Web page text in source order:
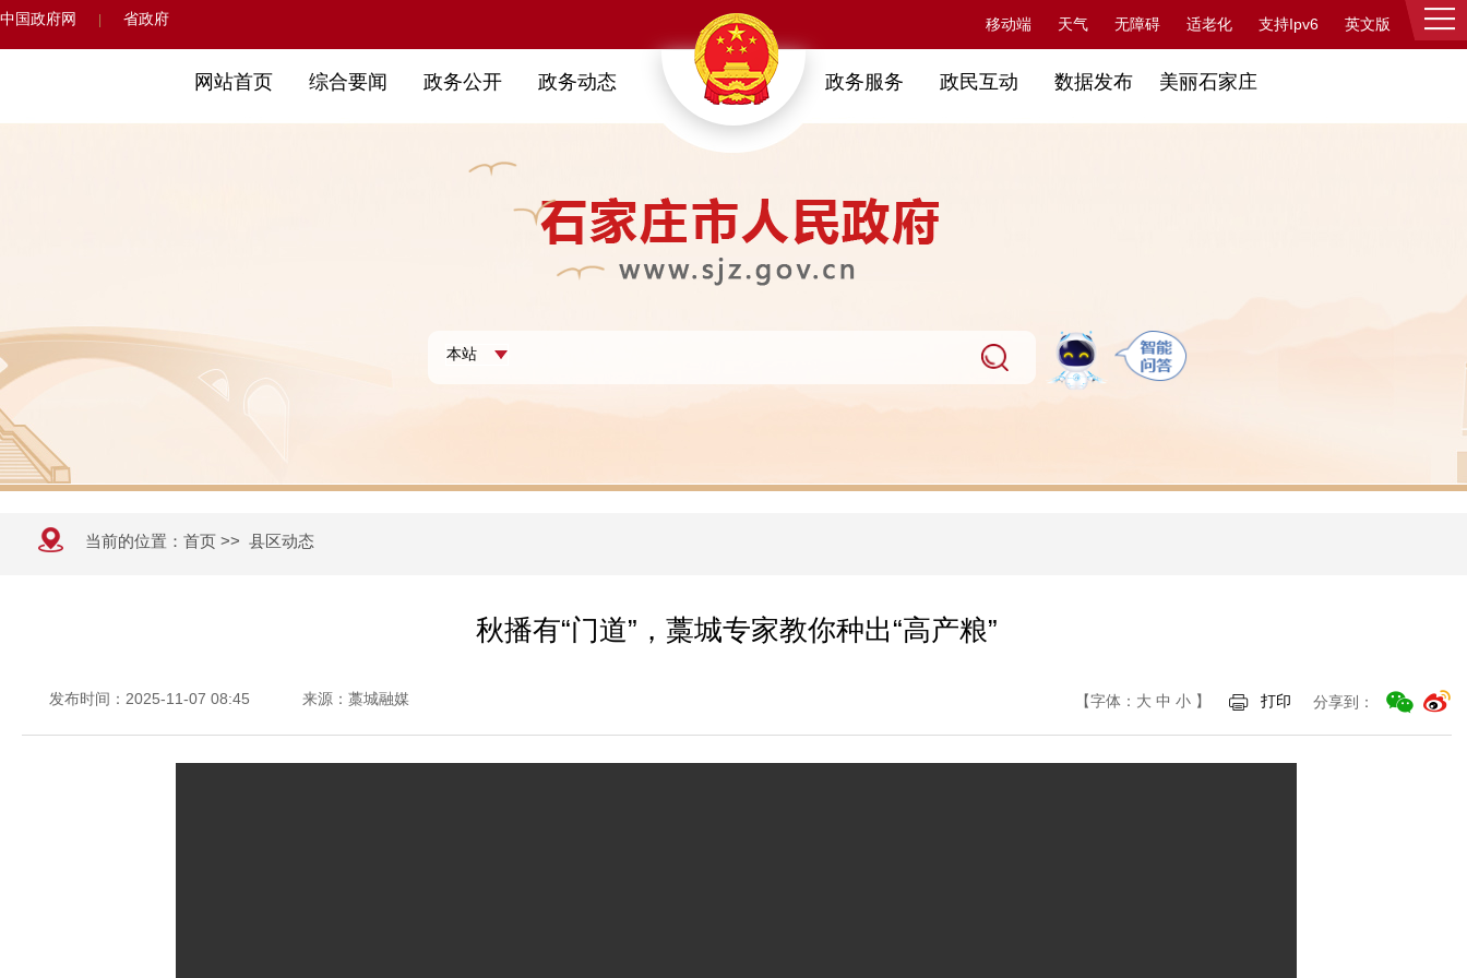
中国政府网 省政府 移动端 天气 无障碍 适老化 支持Ipv6 英文版 登录
网站首页 综合要闻 政务公开 政务动态 政务服务 政民互动 数据发布 美丽石家庄
当前的位置： 首页 >> 县区动态
秋播有“门道”，藁城专家教你种出“高产粮”
发布时间：2025-11-07 08:45 来源：藁城融媒 【字体： 大 中 小 】 打印 分享到：